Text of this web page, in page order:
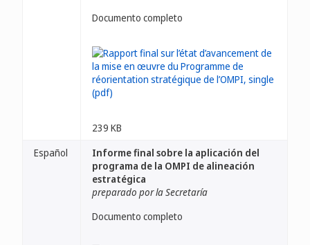
Documento completo
239 KB
Español
Informe final sobre la aplicación del
programa de la OMPI de alineación
estratégica
preparado por la Secretaría
Documento completo